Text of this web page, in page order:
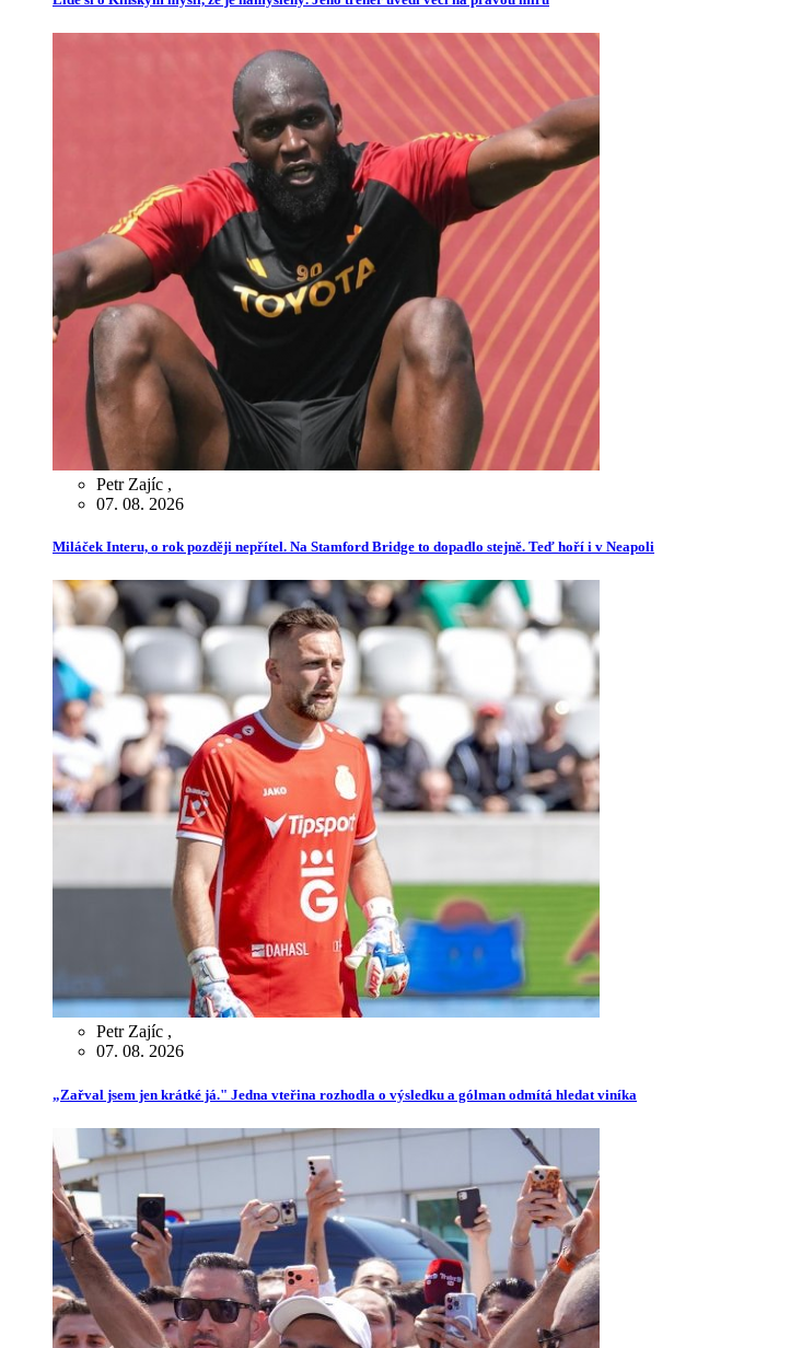
Petr Zajíc ,
07. 08. 2026
Miláček Interu, o rok později nepřítel. Na Stamford Bridge to dopadlo stejně. Teď hoří i v Neapoli
Petr Zajíc ,
07. 08. 2026
„Zařval jsem jen krátké já." Jedna vteřina rozhodla o výsledku a gólman odmítá hledat viníka